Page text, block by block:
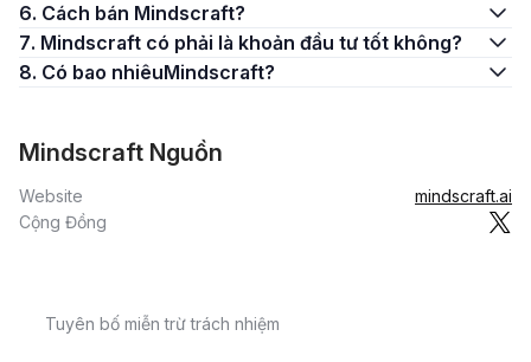
6. Cách bán Mindscraft?
7. Mindscraft có phải là khoản đầu tư tốt không?
8. Có bao nhiêuMindscraft?
Mindscraft Nguồn
Website
mindscraft.ai
Cộng Đồng
Tuyên bố miễn trừ trách nhiệm